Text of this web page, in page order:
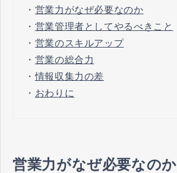
・ 営業力がなぜ必要なのか
・ 営業管理者としてやるべきこと
・ 営業のスキルアップ
・ 営業の総合力
・情報収集力の差
・ おわりに
営業力がなぜ必要なのか